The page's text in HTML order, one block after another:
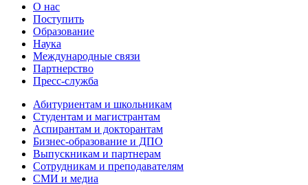
О нас
Поступить
Образование
Наука
Международные связи
Партнерство
Пресс-служба
Абитуриентам и школьникам
Студентам и магистрантам
Аспирантам и докторантам
Бизнес-образование и ДПО
Выпускникам и партнерам
Сотрудникам и преподавателям
СМИ и медиа